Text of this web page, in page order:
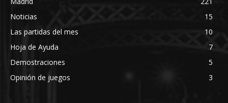
Noticias
15
Las partidas del mes
10
Hoja de Ayuda
7
Demostraciones
5
Opinión de juegos
3